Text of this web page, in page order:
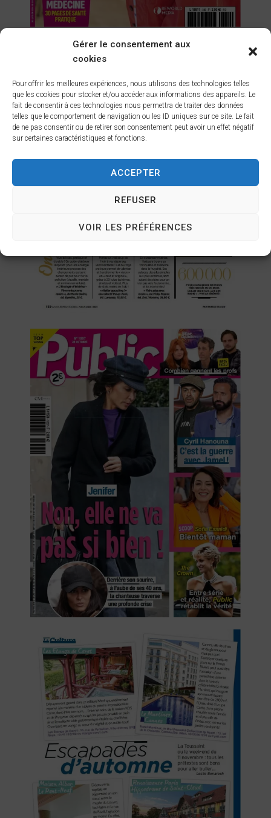
Gérer le consentement aux
cookies
Pour offrir les meilleures expériences, nous utilisons des technologies telles
que les cookies pour stocker et/ou accéder aux informations des appareils. Le
fait de consentir à ces technologies nous permettra de traiter des données
telles que le comportement de navigation ou les ID uniques sur ce site. Le fait
de ne pas consentir ou de retirer son consentement peut avoir un effet négatif
sur certaines caractéristiques et fonctions.
ACCEPTER
REFUSER
VOIR LES PRÉFÉRENCES